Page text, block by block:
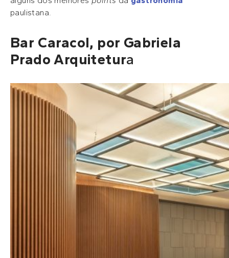
paulistana.
Bar Caracol, por Gabriela
Prado Arquitetura